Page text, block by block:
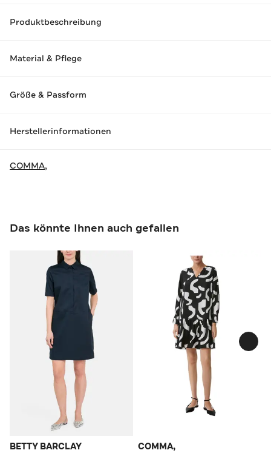
Produktbeschreibung
Material & Pflege
Größe & Passform
Herstellerinformationen
COMMA,
Das könnte Ihnen auch gefallen
BETTY BARCLAY COMMA,